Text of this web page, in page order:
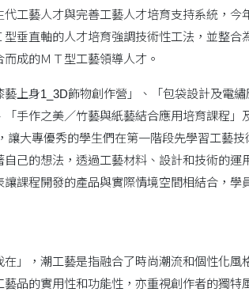
工藝人才與完善工藝人才培育支持系統，今
垂直軸的人才培育強調技術性工法，並整合
成的ＭＴ型工藝領導人才。
上身1_3D飾物創作營」、「包袋設計及電
手作之美／竹藝與紙藝結合應用培育課程」
大專優秀的學生們在第一階段先學習工藝
己的想法，透過工藝材料、設計和技術的運
課程開發的產品與實際情境空間相結合，學
」，潮工藝是指融合了時尚潮流和個性化風
品的實用性和功能性，亦重視創作者的獨特